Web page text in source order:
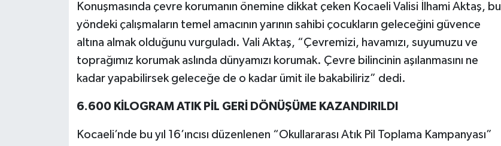
Konuşmasında çevre korumanın önemine dikkat çeken Kocaeli Valisi İlhami Aktaş, bu
yöndeki çalışmaların temel amacının yarının sahibi çocukların geleceğini güvence
altına almak olduğunu vurguladı. Vali Aktaş, “Çevremizi, havamızı, suyumuzu ve
toprağımız korumak aslında dünyamızı korumak. Çevre bilincinin aşılanmasını ne
kadar yapabilirsek geleceğe de o kadar ümit ile bakabiliriz” dedi.
6.600 KİLOGRAM ATIK PİL GERİ DÖNÜŞÜME KAZANDIRILDI
Kocaeli’nde bu yıl 16’ıncısı düzenlenen “Okullararası Atık Pil Toplama Kampanyası”